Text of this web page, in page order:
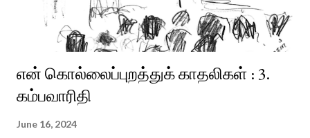
என் கொல்லைப்புறத்துக் காதலிகள் : 3.
கம்பவாரிதி
June 16, 2024